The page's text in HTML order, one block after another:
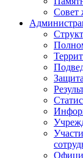
Совет